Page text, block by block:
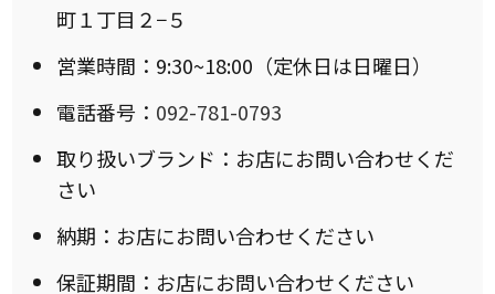
町１丁目２−５
営業時間：9:30~18:00（定休日は日曜日）
電話番号： 092-781-0793
取り扱いブランド：お店にお問い合わせくだ
さい
納期：お店にお問い合わせください
保証期間：お店にお問い合わせください